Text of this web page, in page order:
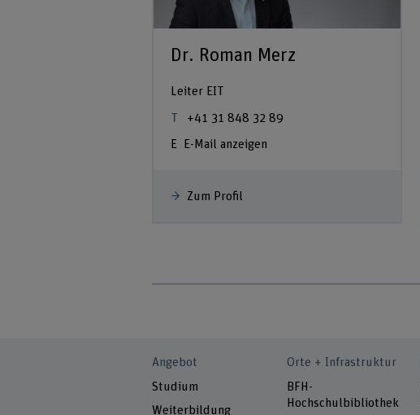
Dr. Roman Merz
Leiter EIT
+41 31 848 32 89
E-Mail anzeigen
Zum Profil
Angebot
Studium
Weiterbildung
Orte + Infrastruktur
BFH-
Hochschulbibliothek